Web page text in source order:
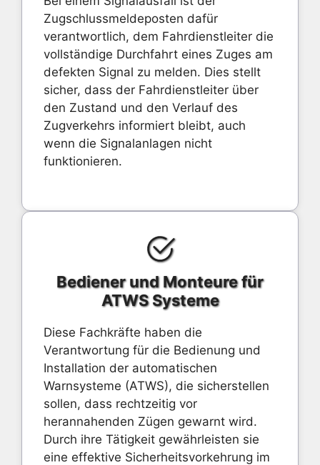
Zugschlussmeldeposten dafür
verantwortlich, dem Fahrdienstleiter die
vollständige Durchfahrt eines Zuges am
defekten Signal zu melden. Dies stellt
sicher, dass der Fahrdienstleiter über
den Zustand und den Verlauf des
Zugverkehrs informiert bleibt, auch
wenn die Signalanlagen nicht
funktionieren.
Bediener und Monteure für
ATWS Systeme
Diese Fachkräfte haben die
Verantwortung für die Bedienung und
Installation der automatischen
Warnsysteme (ATWS), die sicherstellen
sollen, dass rechtzeitig vor
herannahenden Zügen gewarnt wird.
Durch ihre Tätigkeit gewährleisten sie
eine effektive Sicherheitsvorkehrung im